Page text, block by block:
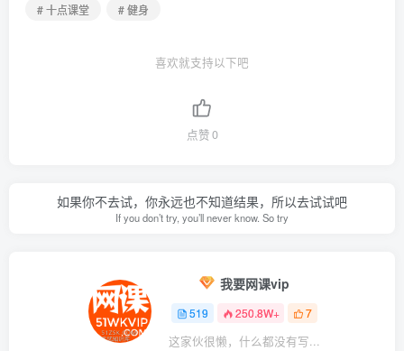
# 十点课堂
# 健身
喜欢就支持以下吧
点赞0
如果你不去试，你永远也不知道结果，所以去试试吧
If you don’t try, you’ll never know. So try
我要网课vip
519 250.8W+ 7
这家伙很懒，什么都没有写...